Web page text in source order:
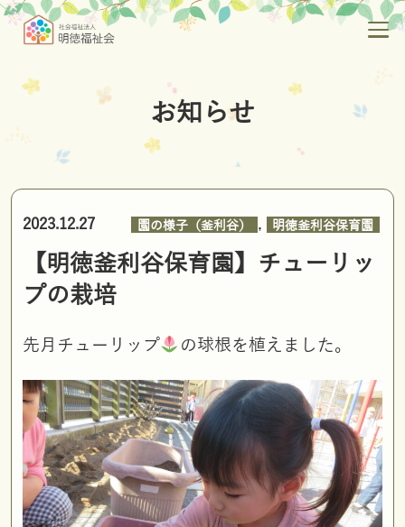
お知らせ
2023.12.27 園の様子（釜利谷） , 明徳釜利谷保育園
【明徳釜利谷保育園】チューリッ
プの栽培
先月チューリップ の球根を植えました。